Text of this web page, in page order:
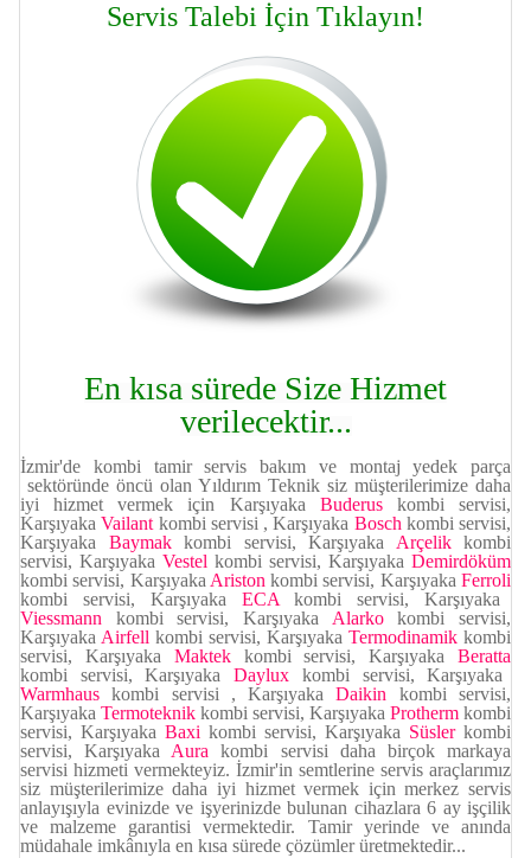
Servis Talebi İçin Tıklayın!
En kısa sürede Size Hizmet
verilecektir...
İzmir'de kombi tamir servis bakım ve montaj yedek parça
sektöründe öncü olan Yıldırım Teknik siz müşterilerimize daha
iyi hizmet vermek için Karşıyaka Buderuskombi servisi,
KarşıyakaVailant kombi servisi , Karşıyaka Bosch kombi servisi,
Karşıyaka Baymakkombi servisi, Karşıyaka Arçelikkombi
servisi, Karşıyaka Vestel kombi servisi, Karşıyaka Demirdöküm
kombi servisi, Karşıyaka Ariston kombi servisi, Karşıyaka Ferroli
kombi servisi, Karşıyaka ECA kombi servisi, Karşıyaka
Viessmann kombi servisi, Karşıyaka Alarkokombi servisi,
Karşıyaka Airfell kombi servisi, Karşıyaka Termodinamik kombi
servisi, Karşıyaka Maktekkombi servisi, KarşıyakaBeratta
kombi servisi, KarşıyakaDaylux kombi servisi, Karşıyaka
Warmhaus kombi servisi , KarşıyakaDaikin kombi servisi,
Karşıyaka Termoteknik kombi servisi, Karşıyaka Protherm kombi
servisi, Karşıyaka Baxi kombi servisi, Karşıyaka Süslerkombi
servisi, Karşıyaka Aura kombi servisi daha birçok markaya
servisi hizmeti vermekteyiz. İzmir'in semtlerine servis araçlarımız
siz müşterilerimize daha iyi hizmet vermek için merkez servis
anlayışıyla evinizde ve işyerinizde bulunan cihazlara 6 ay işçilik
ve malzeme garantisi vermektedir. Tamir yerinde ve anında
müdahale imkânıyla en kısa sürede çözümler üretmektedir...